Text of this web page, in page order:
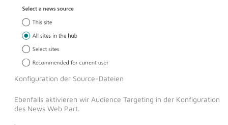
Konfiguration der Source-Dateien
Ebenfalls aktivieren wir Audience Targeting in der Konfiguration
des News Web Part.